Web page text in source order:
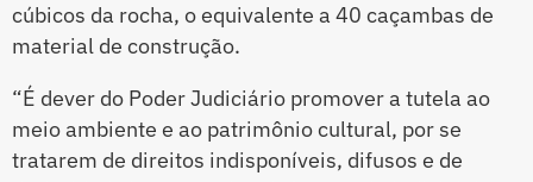
cúbicos da rocha, o equivalente a 40 caçambas de
material de construção.
“É dever do Poder Judiciário promover a tutela ao
meio ambiente e ao patrimônio cultural, por se
tratarem de direitos indisponíveis, difusos e de